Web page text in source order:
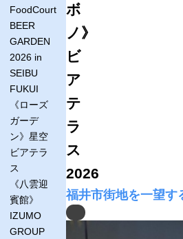
FoodCourt
BEER
GARDEN
2026 in
SEIBU
FUKUI
《ローズ
ガーデ
ン》星空
ビアテラ
ス
《八雲迎
賓館》
IZUMO
GROUP
ボ
ノ》
ビ
ア
テ
ラ
ス
2026
福井市街地を一望す
Previous